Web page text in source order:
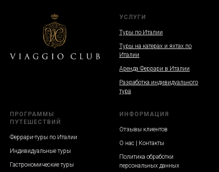
УСЛУГИ
Туры по Италии
Туры на катерах и яхтах по
Италии
Аренда Феррари в Италии
Разработка индивидуального
тура
ПРОГРАММЫ
ПУТЕШЕСТВИЙ
Феррари-туры по Италии
Индивидуальные туры
Гастрономические туры
ИНФОРМАЦИЯ
Отзывы клиентов
О нас | Контакты
Политика обработки
персональных данных